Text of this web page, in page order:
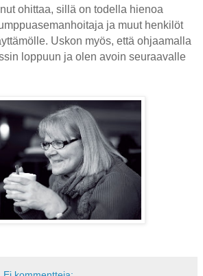
ohittaa, sillä on todella hienoa
ja muut henkilöt
Uskon myös, että ohjaamalla
loppuun ja olen avoin seuraavalle